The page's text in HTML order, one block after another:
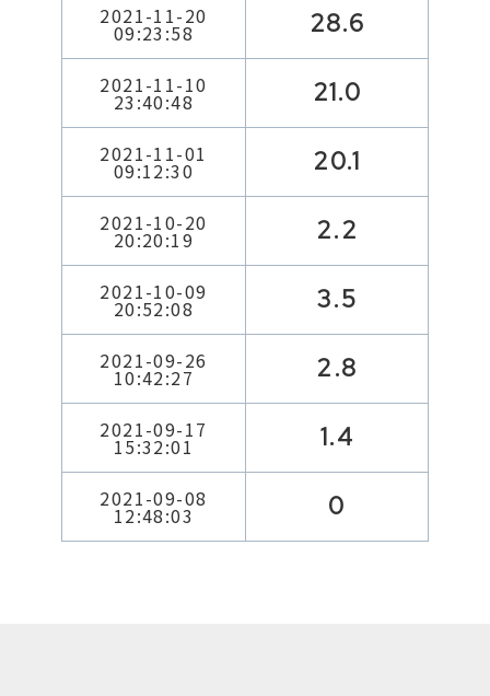
2021-11-20
09:23:58 28.6
2021-11-10
23:40:48 21.0
2021-11-01
09:12:30 20.1
2021-10-20
20:20:19 2.2
2021-10-09
20:52:08 3.5
2021-09-26
10:42:27 2.8
2021-09-17
15:32:01 1.4
2021-09-08
12:48:03 0